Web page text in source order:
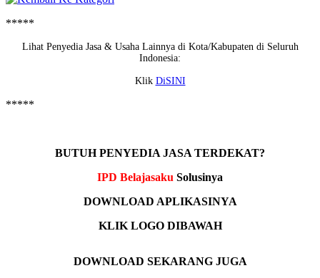
*****
Lihat Penyedia Jasa & Usaha Lainnya di Kota/Kabupaten di Seluruh
Indonesia:
Klik DiSINI
*****
BUTUH PENYEDIA JASA TERDEKAT?
IPD Belajasaku Solusinya
DOWNLOAD APLIKASINYA
KLIK LOGO DIBAWAH
DOWNLOAD SEKARANG JUGA